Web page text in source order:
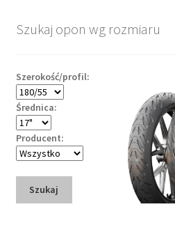
Szukaj opon wg rozmiaru
Szerokość/profil:
Średnica:
Producent:
Szukaj